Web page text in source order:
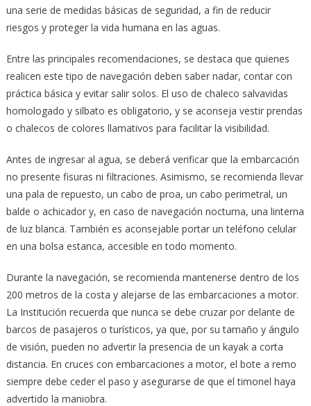
una serie de medidas básicas de seguridad, a fin de reducir
riesgos y proteger la vida humana en las aguas.
Entre las principales recomendaciones, se destaca que quienes
realicen este tipo de navegación deben saber nadar, contar con
práctica básica y evitar salir solos. El uso de chaleco salvavidas
homologado y silbato es obligatorio, y se aconseja vestir prendas
o chalecos de colores llamativos para facilitar la visibilidad.
Antes de ingresar al agua, se deberá verificar que la embarcación
no presente fisuras ni filtraciones. Asimismo, se recomienda llevar
una pala de repuesto, un cabo de proa, un cabo perimetral, un
balde o achicador y, en caso de navegación nocturna, una linterna
de luz blanca. También es aconsejable portar un teléfono celular
en una bolsa estanca, accesible en todo momento.
Durante la navegación, se recomienda mantenerse dentro de los
200 metros de la costa y alejarse de las embarcaciones a motor.
La Institución recuerda que nunca se debe cruzar por delante de
barcos de pasajeros o turísticos, ya que, por su tamaño y ángulo
de visión, pueden no advertir la presencia de un kayak a corta
distancia. En cruces con embarcaciones a motor, el bote a remo
siempre debe ceder el paso y asegurarse de que el timonel haya
advertido la maniobra.